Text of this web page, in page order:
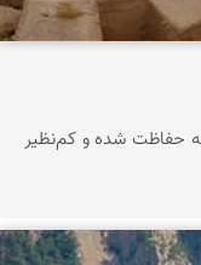
حفاظت شده و کم‌نظیر